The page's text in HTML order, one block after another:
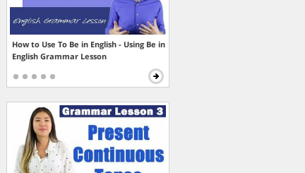
How to Use To Be in English - Using Be in
English Grammar Lesson